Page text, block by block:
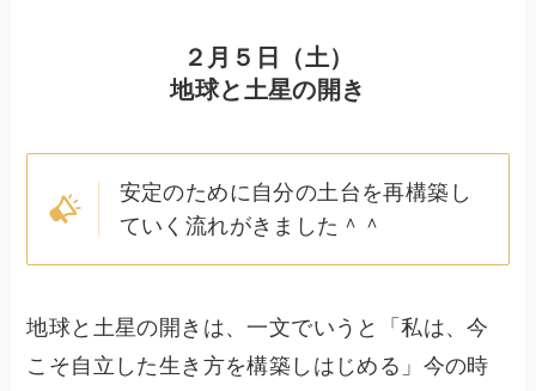
２月５日（土）
地球と土星の開き
安定のために自分の土台を再構築し
ていく流れがきました＾＾
地球と土星の開きは、一文でいうと「私は、今
こそ自立した生き方を構築しはじめる」今の時